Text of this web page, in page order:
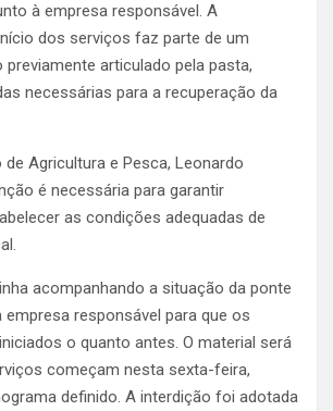
à empresa responsável. A
dos serviços faz parte de um
articulado pela pasta,
necessárias para a recuperação da
Agricultura e Pesca, Leonardo
é necessária para garantir
as condições adequadas de
acompanhando a situação da ponte
responsável para que os
o quanto antes. O material será
começam nesta sexta-feira,
definido. A interdição foi adotada